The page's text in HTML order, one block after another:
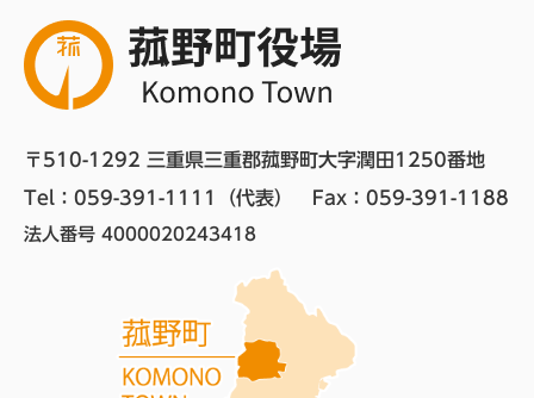
〒510-1292 三重県三重郡菰野町大字潤田1250番地
Tel：059-391-1111（代表）
Fax：059-391-1188
法人番号 4000020243418